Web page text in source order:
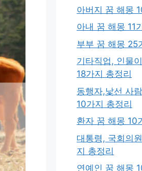
아버지 꿈 해몽
아내 꿈 해몽 11
부부 꿈 해몽 25
기타직업, 인물
18가지 총정리
동행자,낯선 사
10가지 총정리
환자 꿈 해몽 10
대통령, 국회의
지 총정리
연예인 꿈 해몽